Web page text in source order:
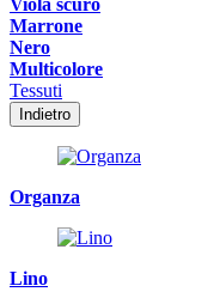
Viola scuro
Marrone
Nero
Multicolore
Tessuti
Indietro
Organza
Lino